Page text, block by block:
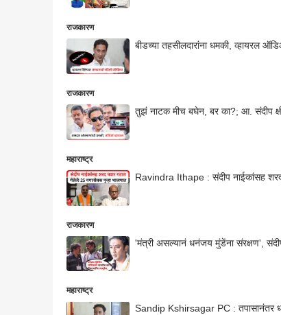
राजकारण
बीडच्या तहसीलदारांना धमकी, व्हायरल
राजकारण
तुझं नाटक मीच बघेन, बर का?; आ. संदीप
महाराष्ट्र
Ravindra Ithape : संदीप नाईकांसह
राजकारण
'मंत्री असल्यानं धनंजय मुंडेंना संरक्षण', संदीप
महाराष्ट्र
Sandip Kshirsagar PC : तपासानंतर